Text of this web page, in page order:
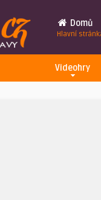
Domů
Hlavní
Videohry